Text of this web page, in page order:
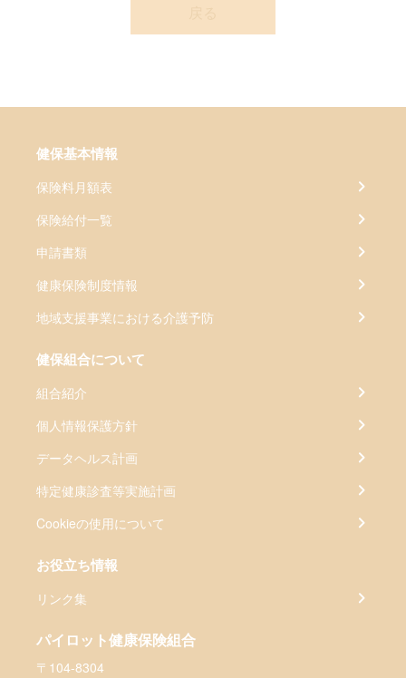
健保基本情報
保険料月額表
保険給付一覧
申請書類
健康保険制度情報
地域支援事業における介護予防
健保組合について
組合紹介
個人情報保護方針
データヘルス計画
特定健康診査等実施計画
Cookieの使用について
お役立ち情報
リンク集
パイロット健康保険組合
〒104-8304